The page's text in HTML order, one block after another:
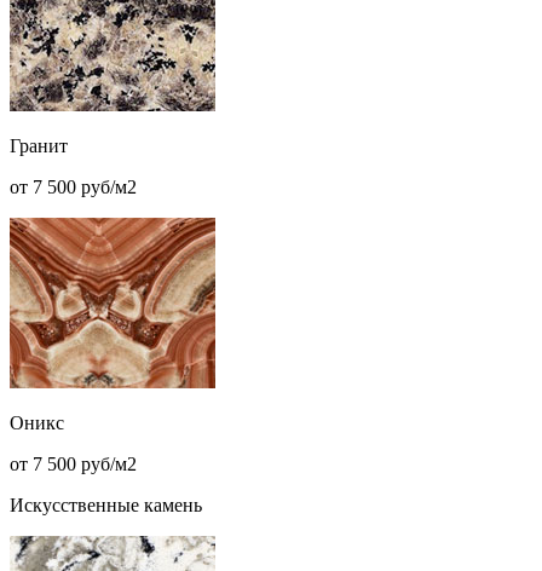
Гранит
от 7 500 руб/м2
Оникс
от 7 500 руб/м2
Искусственные камень